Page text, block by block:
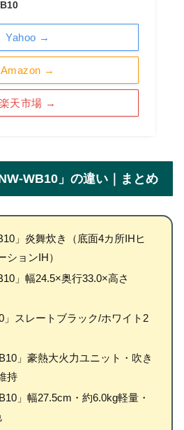
Amazon →
楽天市場 →
Yahoo →
WB10」の違い｜まとめ
」炎舞炊き（底面4カ所IHヒ
ションIH）
」幅24.5×奥行33.0×高さ
」スレートブラック/ホワイト2
」豪熱大火力ユニット・吹き
持
」幅27.5cm・約6.0kg軽量・